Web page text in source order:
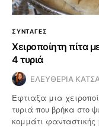
ΣΥΝΤΑΓΕΣ
Χειροποίητη πίτα
4 τυριά
ΕΛΕΥΘΕΡΙΑ
Έφτιαξα μια
τυριά που βρήκα στο
κομμάτι φανταστικής